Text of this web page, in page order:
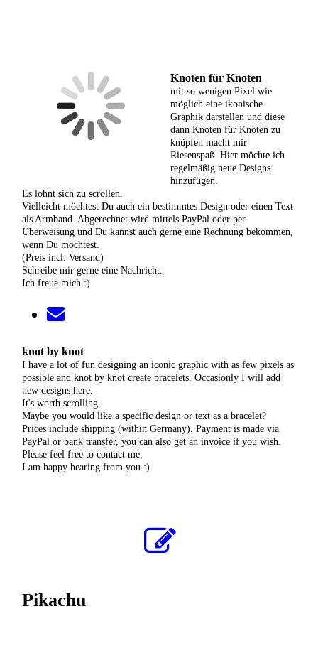
Knoten für Knoten
mit so wenigen Pixel wie
möglich eine ikonische
Graphik darstellen und diese
dann Knoten für Knoten zu
knüpfen macht mir
Riesenspaß. Hier möchte ich
regelmäßig neue Designs
hinzufügen.
Es lohnt sich zu scrollen.
Vielleicht möchtest Du auch ein bestimmtes Design oder einen Text
als Armband. Abgerechnet wird mittels PayPal oder per
Überweisung und Du kannst auch gerne eine Rechnung bekommen,
wenn Du möchtest.
(Preis incl. Versand)
Schreibe mir gerne eine Nachricht.
Ich freue mich :)
knot by knot
I have a lot of fun designing an iconic graphic with as few pixels as
possible and knot by knot create bracelets. Occasionly I will add
new designs here.
It's worth scrolling.
Maybe you would like a specific design or text as a bracelet?
Prices include shipping (within Germany). Payment is made via
PayPal or bank transfer, you can also get an invoice if you wish.
Please feel free to contact me.
I am happy hearing from you :)
Pikachu